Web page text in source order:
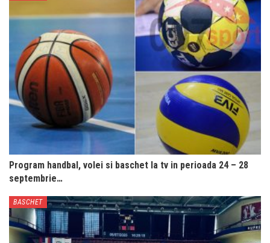
Program handbal, volei si baschet la tv in perioada 24 – 28
septembrie…
BASCHET